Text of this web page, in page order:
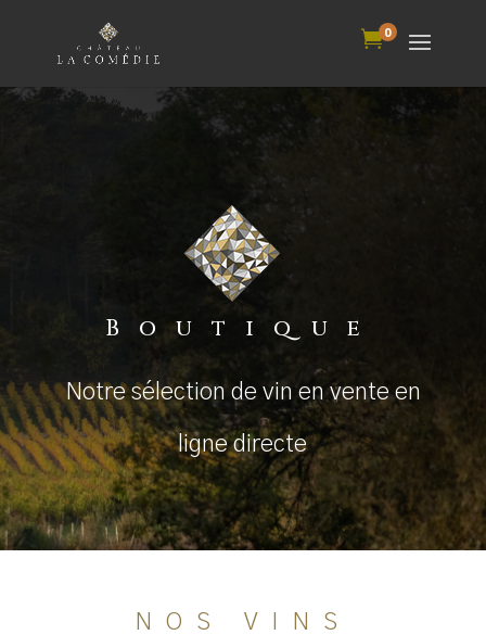
0
Boutique
Notre sélection de vin en vente en
ligne directe
NOS VINS